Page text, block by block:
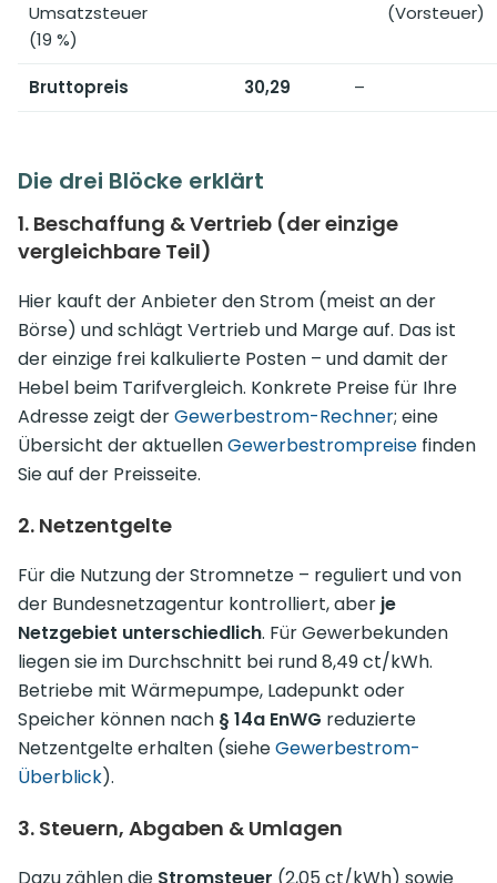
Umsatzsteuer
(19 %)
(Vorsteuer)
Bruttopreis 30,29 –
Die drei Blöcke erklärt
1. Beschaffung & Vertrieb (der einzige
vergleichbare Teil)
Hier kauft der Anbieter den Strom (meist an der
Börse) und schlägt Vertrieb und Marge auf. Das ist
der einzige frei kalkulierte Posten – und damit der
Hebel beim Tarifvergleich. Konkrete Preise für Ihre
Adresse zeigt derGewerbestrom-Rechner; eine
Übersicht der aktuellenGewerbestrompreise finden
Sie auf der Preisseite.
2. Netzentgelte
Für die Nutzung der Strom­netze – reguliert und von
der Bundesnetzagentur kontrolliert, aber je
Netzgebiet unterschiedlich. Für Gewerbekunden
liegen sie im Durchschnitt bei rund 8,49 ct/kWh.
Betriebe mit Wärmepumpe, Ladepunkt oder
Speicher können nach § 14a EnWG reduzierte
Netzentgelte erhalten (sieheGewerbestrom-
Überblick).
3. Steuern, Abgaben & Umlagen